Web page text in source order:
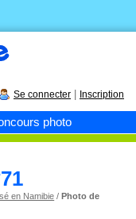
photo
Se connecter Inscription
en Namibie /Photo de